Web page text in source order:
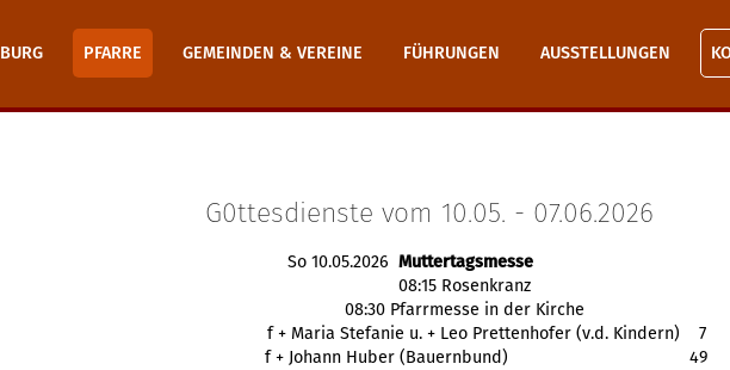
BURG PFARRE GEMEINDEN & VEREINE FÜHRUNGEN AUSSTELLUNGEN
G0ttesdienste vom 10.05. - 07.06.2026
So 10.05.2026 Muttertagsmesse
08:15 Rosenkranz
08:30 Pfarrmesse in der Kirche
f + Maria Stefanie u. + Leo Prettenhofer (v.d. Kindern) 7
f + Johann Huber (Bauernbund)
49